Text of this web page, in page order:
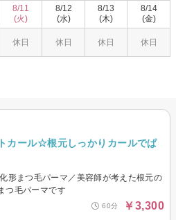
8/11
(火)
休日
8/12
(水)
休日
8/13
(木)
休日
8/14
(金)
休日
カール☆根元しっかりカールでぱ
形まつ毛パーマ／美容師が考えた根元の
つ毛パーマです
60分 ￥3,300